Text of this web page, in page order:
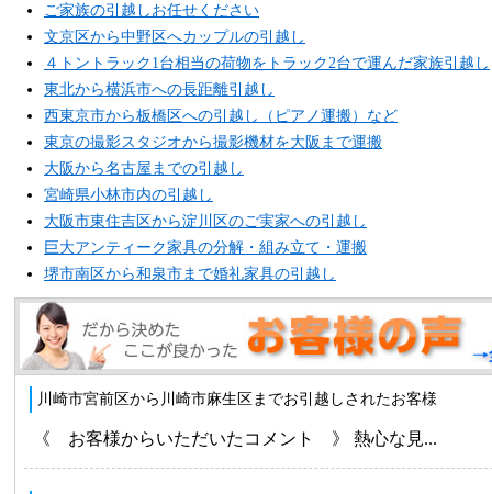
ご家族の引越しお任せください
文京区から中野区へカップルの引越し
４トントラック1台相当の荷物をトラック2台で運んだ家族引越し
東北から横浜市への長距離引越し
西東京市から板橋区への引越し（ピアノ運搬）など
東京の撮影スタジオから撮影機材を大阪まで運搬
大阪から名古屋までの引越し
宮崎県小林市内の引越し
大阪市東住吉区から淀川区のご実家への引越し
巨大アンティーク家具の分解・組み立て・運搬
堺市南区から和泉市まで婚礼家具の引越し